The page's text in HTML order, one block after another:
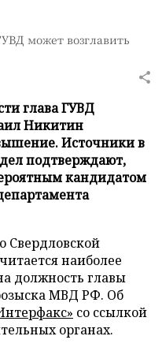
может возглавить
глава ГУВД
Никитин
Источники в
подтверждают,
кандидатом
Свердловской
наиболее
должность главы
МВД РФ. Об
со ссылкой
органах.